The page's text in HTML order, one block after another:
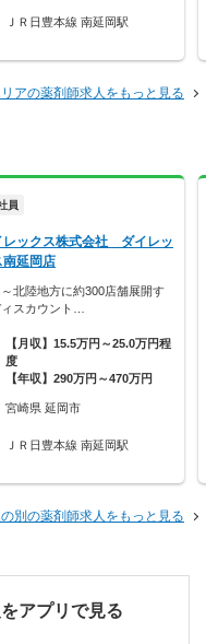
ＪＲ日豊本線 南延岡駅
アの薬剤師求人をもっと見る
員
レックス株式会社 ダイレッ
南延岡店
北陸地方に約300店舗展開す
ィスカウント…
【月収】15.5万円～25.0万円程
度
【年収】290万円～470万円
宮崎県 延岡市
ＪＲ日豊本線 南延岡駅
別の薬剤師求人をもっと見る
アプリで見る